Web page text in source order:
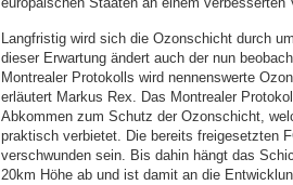
Langfristig wird sich die Ozonschicht durch
dieser Erwartung ändert auch der nun
Montrealer Protokolls wird nennenswerte
erläutert Markus Rex. Das Montrealer
Abkommen zum Schutz der Ozonschicht,
praktisch verbietet. Die bereits freigesetzten
verschwunden sein. Bis dahin hängt das
20km Höhe ab und ist damit an die